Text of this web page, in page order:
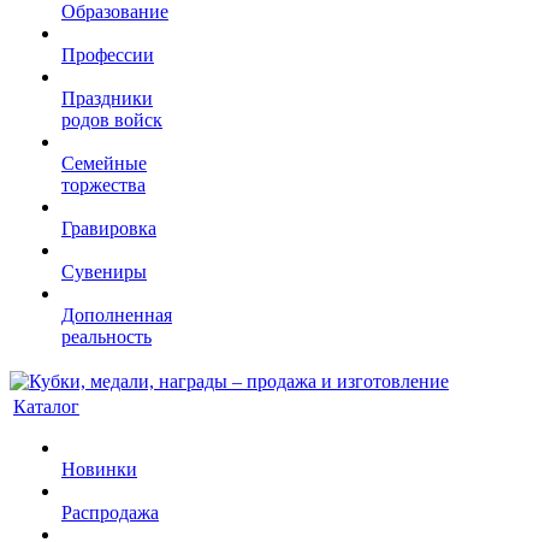
Образование
Профессии
Праздники
родов войск
Семейные
торжества
Гравировка
Сувениры
Дополненная
реальность
Каталог
Новинки
Распродажа